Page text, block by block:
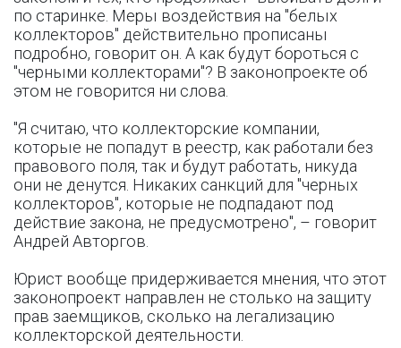
по старинке. Меры воздействия на "белых
коллекторов" действительно прописаны
подробно, говорит он. А как будут бороться с
"черными коллекторами"? В законопроекте об
этом не говорится ни слова.
"Я считаю, что коллекторские компании,
которые не попадут в реестр, как работали без
правового поля, так и будут работать, никуда
они не денутся. Никаких санкций для "черных
коллекторов", которые не подпадают под
действие закона, не предусмотрено", – говорит
Андрей Авторгов.
Юрист вообще придерживается мнения, что этот
законопроект направлен не столько на защиту
прав заемщиков, сколько на легализацию
коллекторской деятельности.